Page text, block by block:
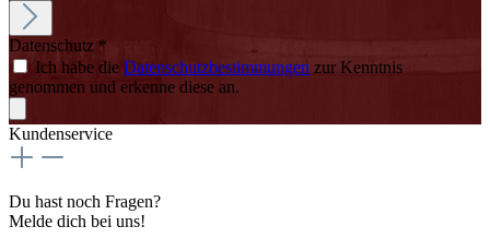
Datenschutz *
Ich habe die Datenschutzbestimmungen zur Kenntnis
genommen und erkenne diese an.
Kundenservice
Du hast noch Fragen?
Melde dich bei uns!